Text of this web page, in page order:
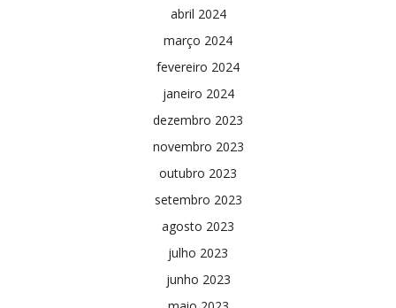
abril 2024
março 2024
fevereiro 2024
janeiro 2024
dezembro 2023
novembro 2023
outubro 2023
setembro 2023
agosto 2023
julho 2023
junho 2023